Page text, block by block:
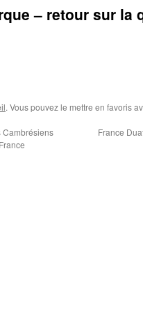
– retour sur la
. Vous pouvez le mettre en favoris
Cambrésiens
France